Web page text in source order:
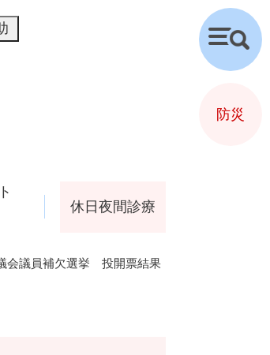
休日夜間診療
会議員補欠選挙 投開票結果
検
索
防災